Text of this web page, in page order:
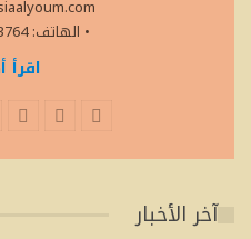
• الهاتف: 3764-1100-6281+
اقرأ
آخر الأخبار